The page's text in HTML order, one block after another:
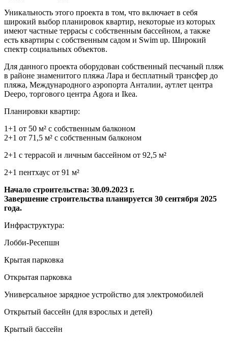
Уникальность этого проекта в том, что включает в себя
широкий выбор планировок квартир, некоторые из которых
имеют частные террасы с собственным бассейном, а также
есть квартиры с собственным садом и Swim up. Широкий
спектр социальных объектов.
Для данного проекта оборудован собственный песчаный пляж
в районе знаменитого пляжа Лара и бесплатный трансфер до
пляжа, Международного аэропорта Анталии, аутлет центра
Deepo, торгового центра Agora и Ikea.
Планировки квартир:
1+1 от 50 м² с собственным балконом
2+1 от 71,5 м² с собственным балконом
2+1 с террасой и личным бассейном от 92,5 м²
2+1 пентхаус от 91 м²
Начало строительства: 30.09.2023 г.
Завершение строительства планируется 30 сентября 2025
года.
Инфраструктура:
Лобби-Ресепшн
Крытая парковка
Открытая парковка
Универсальное зарядное устройство для электромобилей
Открытый бассейн (для взрослых и детей)
Крытый бассейн